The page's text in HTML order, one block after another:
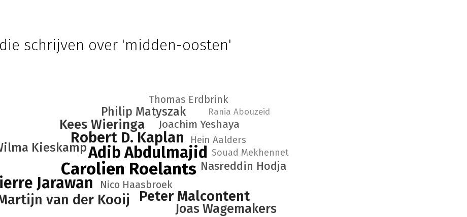
schrijven over 'midden-oosten'
Carolien Roelants
Adib Abdulmajid
Jarawan
Robert D. Kaplan
Peter Malcontent
van der Kooij
Kees Wieringa
Joas Wagemakers
Kieskamp
Philip Matyszak
Nasreddin Hodja
Joachim Yeshaya
Nico Haasbroek
Thomas Erdbrink
Hein Aalders
Souad Mekhennet
Rania Abouzeid